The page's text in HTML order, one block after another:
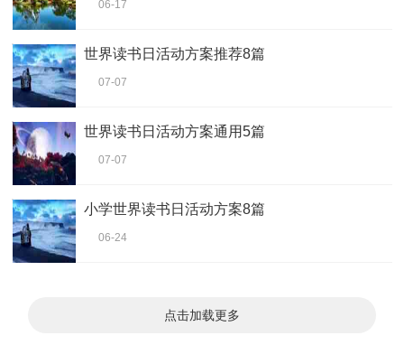
06-17
世界读书日活动方案推荐8篇
07-07
世界读书日活动方案通用5篇
07-07
小学世界读书日活动方案8篇
06-24
点击加载更多